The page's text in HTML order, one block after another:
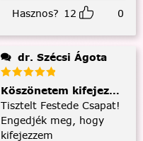
Hasznos? 12 0
dr. Szécsi Ágota
Köszönetem kifejezése
Tisztelt Festede Csapat!
Engedjék meg, hogy
kifejezzem